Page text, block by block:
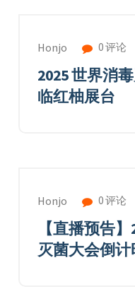
Honjo 0 评论
2025 世界消
临红柚展台
Honjo 0 评论
【直播预告
灭菌大会倒